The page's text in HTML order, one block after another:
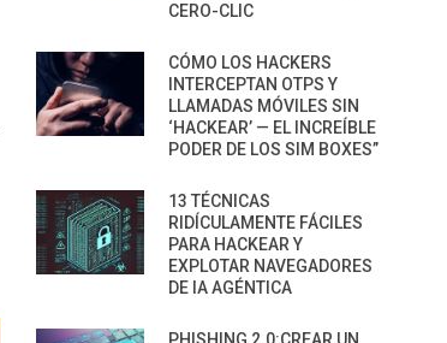
CERO-CLIC
CÓMO LOS HACKERS
INTERCEPTAN OTPS Y
LLAMADAS MÓVILES SIN
‘HACKEAR’ — EL INCREÍBLE
PODER DE LOS SIM BOXES”
13 TÉCNICAS
RIDÍCULAMENTE FÁCILES
PARA HACKEAR Y
EXPLOTAR NAVEGADORES
DE IA AGÉNTICA